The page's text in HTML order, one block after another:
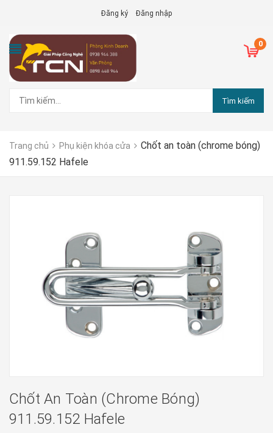
Đăng ký Đăng nhập
0
Tìm kiếm
Trang chủ Phụ kiện khóa cửa
Chốt an toàn (chrome bóng)
911.59.152 Hafele
Chốt An Toàn (chrome Bóng)
911.59.152 Hafele